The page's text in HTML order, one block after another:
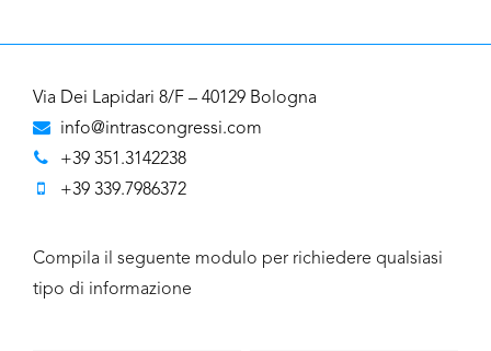
Via Dei Lapidari 8/F – 40129 Bologna
info@intrascongressi.com
+39 351.3142238
+39 339.7986372
Compila il seguente modulo per richiedere qualsiasi
tipo di informazione